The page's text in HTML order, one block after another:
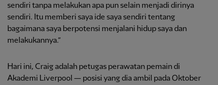
sendiri tanpa melakukan apa pun selain menjadi dirinya
sendiri. Itu memberi saya ide saya sendiri tentang
bagaimana saya berpotensi menjalani hidup saya dan
melakukannya.”
Hari ini, Craig adalah petugas perawatan pemain di
Akademi Liverpool — posisi yang dia ambil pada Oktober